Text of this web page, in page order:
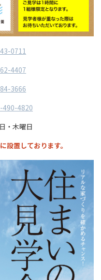
0711
4407
3666
490-4820
・木曜日
設置しております。